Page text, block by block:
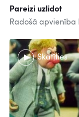
Pareizi uzlidot
Radošā apvienība
Skatīties